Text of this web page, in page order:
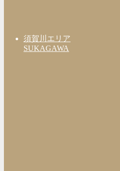
須賀川エリア
SUKAGAWA